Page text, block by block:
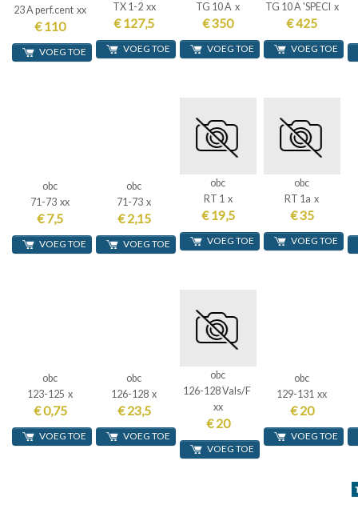
23 A perf.cent xx
€ 110
VOEG TOE
TX 1-2 xx
€ 127,5
VOEG TOE
TG 10 A x
€ 350
VOEG TOE
TG 10 A 'SPECI x
€ 425
VOEG TOE
obc
71-73 xx
€ 7,5
VOEG TOE
obc
71-73 x
€ 2,15
VOEG TOE
obc
RT 1 x
€ 19,5
VOEG TOE
obc
RT 1a x
€ 35
VOEG TOE
obc
123-125 x
€ 0,75
VOEG TOE
obc
126-128 x
€ 23,5
VOEG TOE
obc
126-128 Vals/F
xx
€ 20
VOEG TOE
obc
129-131 xx
€ 20
VOEG TOE